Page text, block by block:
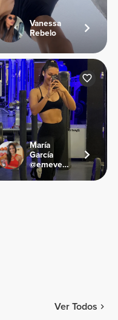
Vanessa
Rebelo
María
García
@emevegana
Ver Todos